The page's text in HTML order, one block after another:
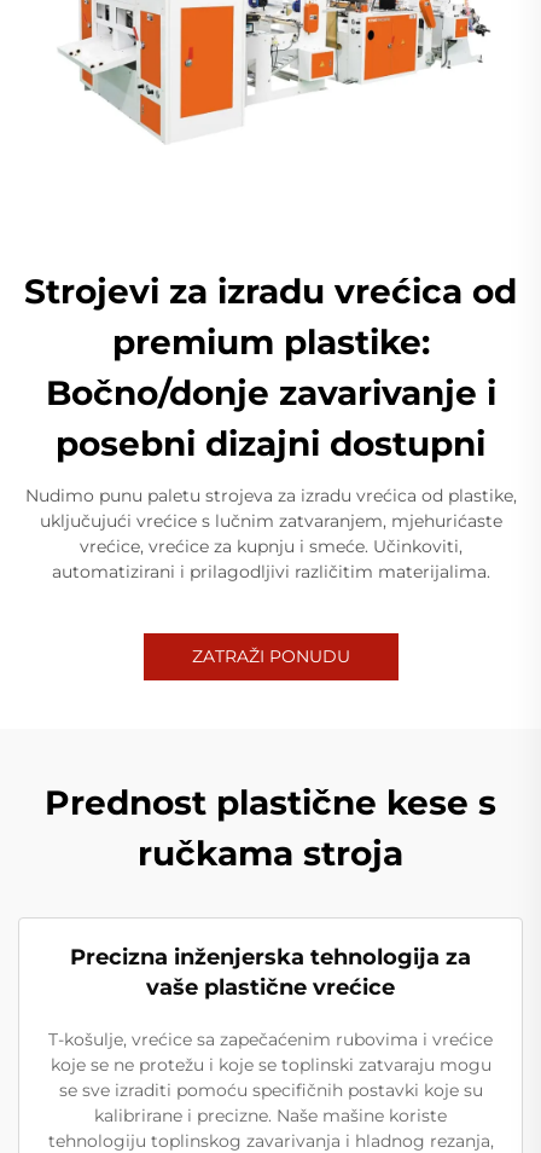
Strojevi za izradu vrećica od
premium plastike:
Bočno/donje zavarivanje i
posebni dizajni dostupni
Nudimo punu paletu strojeva za izradu vrećica od plastike,
uključujući vrećice s lučnim zatvaranjem, mjehurićaste
vrećice, vrećice za kupnju i smeće. Učinkoviti,
automatizirani i prilagodljivi različitim materijalima.
ZATRAŽI PONUDU
Prednost plastične kese s
ručkama stroja
Precizna inženjerska tehnologija za
vaše plastične vrećice
T-košulje, vrećice sa zapečaćenim rubovima i vrećice
koje se ne protežu i koje se toplinski zatvaraju mogu
se sve izraditi pomoću specifičnih postavki koje su
kalibrirane i precizne. Naše mašine koriste
tehnologiju toplinskog zavarivanja i hladnog rezanja,